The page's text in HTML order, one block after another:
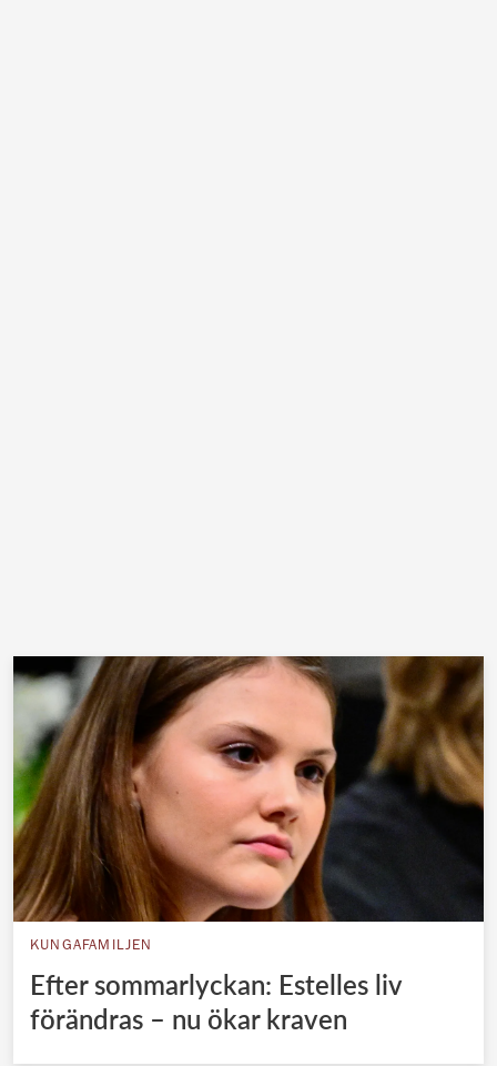
KUNGAFAMILJEN
Efter sommarlyckan: Estelles liv
förändras – nu ökar kraven